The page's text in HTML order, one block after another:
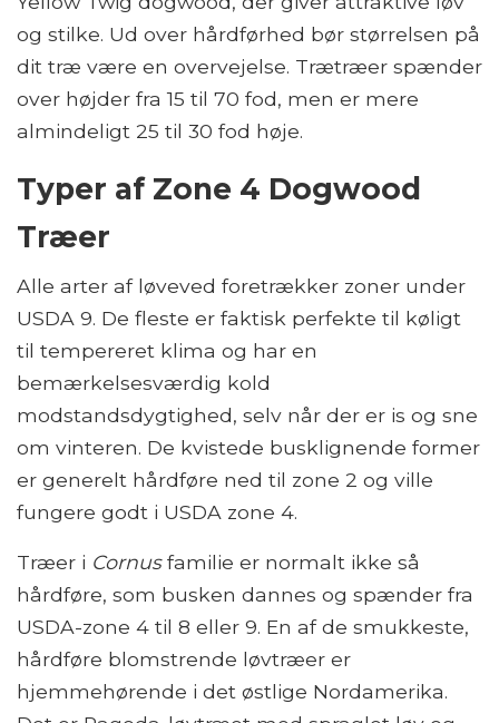
og stilke. Ud over hårdførhed bør størrelsen på
dit træ være en overvejelse. Trætræer spænder
over højder fra 15 til 70 fod, men er mere
almindeligt 25 til 30 fod høje.
Typer af Zone 4 Dogwood
Træer
Alle arter af løveved foretrækker zoner under
USDA 9. De fleste er faktisk perfekte til køligt
til tempereret klima og har en
bemærkelsesværdig kold
modstandsdygtighed, selv når der er is og sne
om vinteren. De kvistede busklignende former
er generelt hårdføre ned til zone 2 og ville
fungere godt i USDA zone 4.
Træer i Cornusfamilie er normalt ikke så
hårdføre, som busken dannes og spænder fra
USDA-zone 4 til 8 eller 9. En af de smukkeste,
hårdføre blomstrende løvtræer er
hjemmehørende i det østlige Nordamerika.